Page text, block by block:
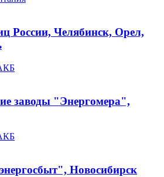
России, Челябинск, Орел,
заводы "Энергомера",
Новосибирск